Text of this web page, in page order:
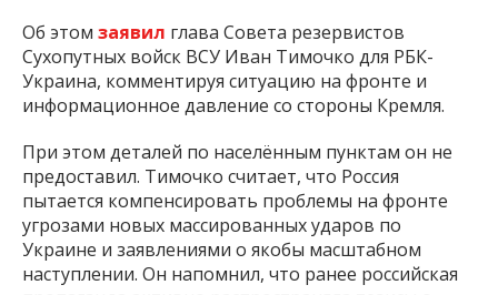
Об этом заявил глава Совета резервистов
Сухопутных войск ВСУ Иван Тимочко для РБК-
Украина, комментируя ситуацию на фронте и
информационное давление со стороны Кремля.
При этом деталей по населённым пунктам он не
предоставил. Тимочко считает, что Россия
пытается компенсировать проблемы на фронте
угрозами новых массированных ударов по
Украине и заявлениями о якобы масштабном
наступлении. Он напомнил, что ранее российская